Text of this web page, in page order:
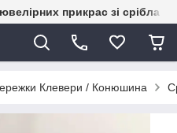
прикрас зі срібла
Клевери / Конюшина